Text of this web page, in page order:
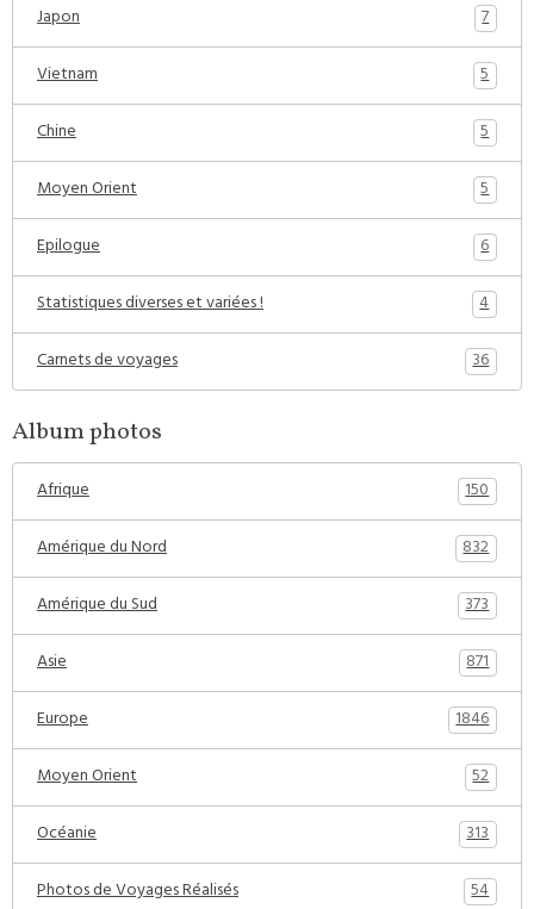
Japon
7
Vietnam
5
Chine
5
Moyen Orient
5
Epilogue
6
Statistiques diverses et variées !
4
Carnets de voyages
36
Album photos
Afrique
150
Amérique du Nord
832
Amérique du Sud
373
Asie
871
Europe
1846
Moyen Orient
52
Océanie
313
Photos de Voyages Réalisés
54